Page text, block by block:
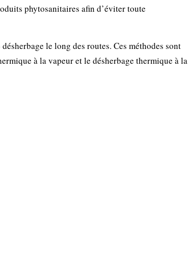
phytosanitaires afin d’éviter toute
le long des routes. Ces méthodes sont
à la vapeur et le désherbage thermique à la